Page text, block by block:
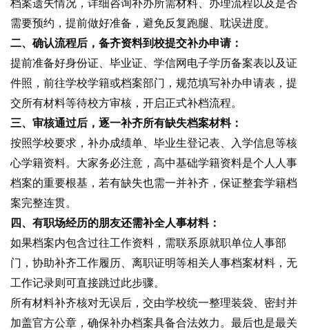
档案遗失情况，详细咨询补办所需材料、办理流程以及是否
需要预约，提前做好准备，避免反复跑腿、耽误进度。
二、确认流程后，备齐资料到校提交补办申请：
提前准备好身份证、毕业证、学信网电子学历备案表以及证
件照，前往学校学籍或档案部门，规范填写补办申请表，提
交所有材料等待校方审核，开启正式补档流程。
三、审核通过后，逐一补齐所有缺失档案材料：
按照学校要求，补办成绩单、毕业生登记表、入学信息等核
心学籍资料。大家务必注意，高中基础学籍资料是个人人事
档案的重要根基，若有缺失也需一并补齐，保证整套学籍档
案完整连贯。
四、有职场经历的朋友还需补全人事材料：
如果档案内包含过往工作资料，需联系原就职单位人事部
门，协助补齐工作履历、离职证明等相关人事档案材料，无
工作记录则可直接跳过此步骤。
所有材料补齐核对无误后，交由学校统一整理装袋、密封并
加盖官方公章，确保补办档案具备合法效力。最后也是最关